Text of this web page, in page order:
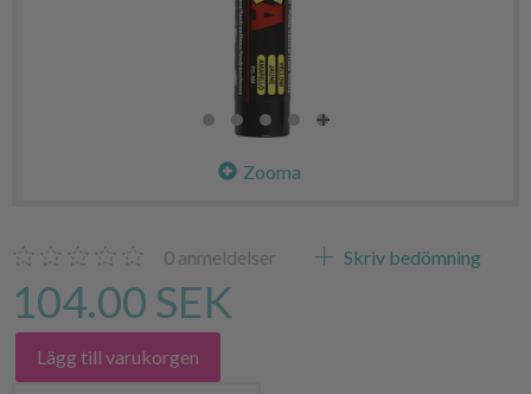
Zooma
0 anmeldelser Skriv bedömning
104.00 SEK
Lägg till varukorgen